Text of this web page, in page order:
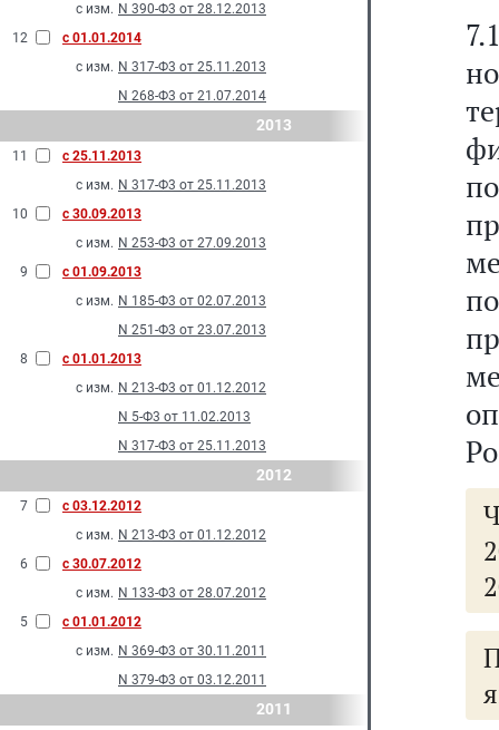
с изм. N 390-Ф3 от 28.12.2013
12
с 01.01.2014
с изм. N 317-Ф3 от 25.11.2013
N 268-Ф3 от 21.07.2014
2013
11
с 25.11.2013
с изм. N 317-Ф3 от 25.11.2013
10
с 30.09.2013
с изм. N 253-Ф3 от 27.09.2013
9
с 01.09.2013
с изм. N 185-Ф3 от 02.07.2013
N 251-Ф3 от 23.07.2013
8
с 01.01.2013
с изм. N 213-Ф3 от 01.12.2012
N 5-Ф3 от 11.02.2013
N 317-Ф3 от 25.11.2013
2012
7
с 03.12.2012
с изм. N 213-Ф3 от 01.12.2012
6
с 30.07.2012
с изм. N 133-Ф3 от 28.07.2012
5
с 01.01.2012
с изм. N 369-Ф3 от 30.11.2011
N 379-Ф3 от 03.12.2011
2011